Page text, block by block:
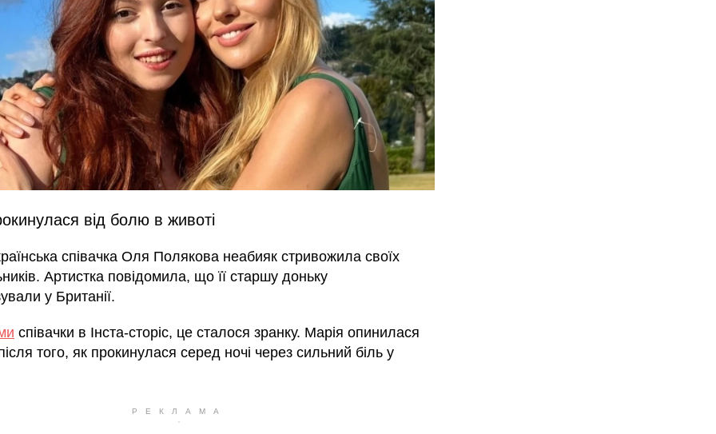
від болю в животі
співачка Оля Полякова неабияк стривожила своїх
Артистка повідомила, що її старшу доньку
у Британії.
співачки в Інста-сторіс, це сталося зранку. Марія опинилася
того, як прокинулася серед ночі через сильний біль у